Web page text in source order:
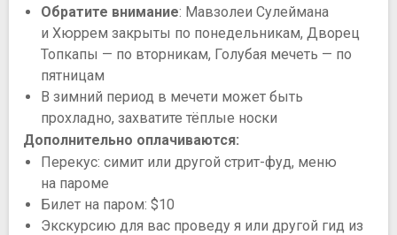
Обратите внимание: Мавзолеи Сулеймана
и Хюррем закрыты по понедельникам, Дворец
Топкапы — по вторникам, Голубая мечеть — по
пятницам
В зимний период в мечети может быть
прохладно, захватите тёплые носки
Дополнительно оплачиваются:
Перекус: симит или другой стрит-фуд, меню
на пароме
Билет на паром: $10
Экскурсию для вас проведу я или другой гид из